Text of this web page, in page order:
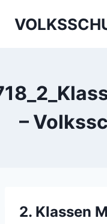
–
2. Klassen